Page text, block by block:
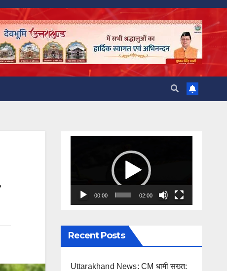
00:00 02:00
Recent Posts
Uttarakhand News: CM धामी सख्त: